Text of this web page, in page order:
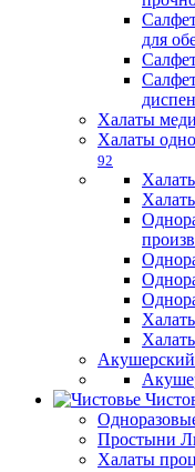
для
Халаты
Халаты
92
Акушерский
Простыни
Халаты